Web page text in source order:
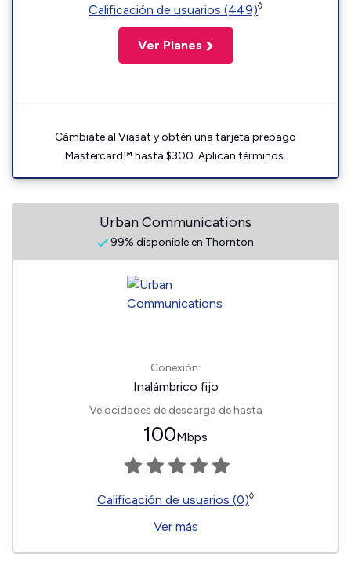
Calificación de usuarios (449)◊
Ver Planes
Cámbiate al Viasat y obtén una tarjeta prepago
Mastercard™ hasta $300. Aplican términos.
Urban Communications
99% disponible en Thornton
Conexión:
Inalámbrico fijo
Velocidades de descarga de hasta
100Mbps
Calificación de usuarios (0)◊
Ver más